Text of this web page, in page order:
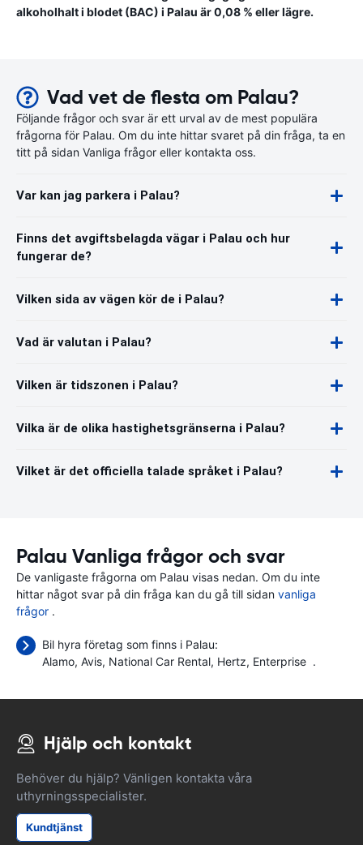
alkoholhalt i blodet (BAC) i Palau är 0,08 % eller lägre.
Vad vet de flesta om Palau?
Följande frågor och svar är ett urval av de mest populära
frågorna för Palau. Om du inte hittar svaret på din fråga, ta en
titt på sidan Vanliga frågor eller kontakta oss.
Var kan jag parkera i Palau?
Finns det avgiftsbelagda vägar i Palau och hur
fungerar de?
Vilken sida av vägen kör de i Palau?
Vad är valutan i Palau?
Vilken är tidszonen i Palau?
Vilka är de olika hastighetsgränserna i Palau?
Vilket är det officiella talade språket i Palau?
Palau Vanliga frågor och svar
De vanligaste frågorna om Palau visas nedan. Om du inte
hittar något svar på din fråga kan du gå till sidan vanliga
frågor .
Bil hyra företag som finns i Palau:
Alamo Avis National Car Rental Hertz Enterprise .
Hjälp och kontakt
Behöver du hjälp? Vänligen kontakta våra
uthyrningsspecialister.
Kundtjänst